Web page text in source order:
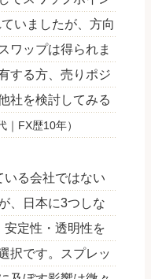
いましたが、方向
ワップは得られま
する方、売りポジ
社を検討してみる
｜FX歴10年）
る会社ではない
、日本に3つしな
安定性・透明性を
択です。スプレッ